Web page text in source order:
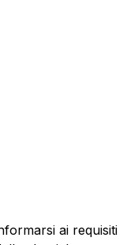
ai requisiti